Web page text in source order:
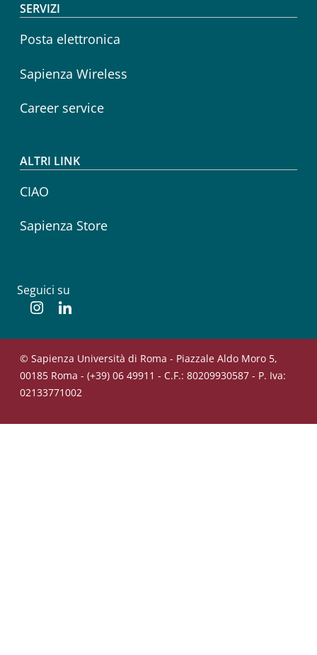
SERVIZI
Posta elettronica
Sapienza Wireless
Career service
ALTRI LINK
CIAO
Sapienza Store
Seguici su
Instagram
© Sapienza Università di Roma - Piazzale Aldo Moro 5,
00185 Roma - (+39) 06 49911 - C.F.: 80209930587 - P. Iva:
02133771002